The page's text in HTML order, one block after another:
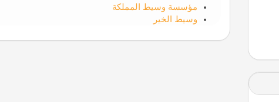
مؤسسة وسيط المملكة
وسيط الخير